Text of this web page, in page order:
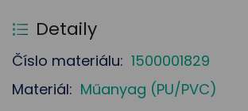
Detaily
Číslo materiálu: 1500001829
Materiál: Műanyag (PU/PVC)